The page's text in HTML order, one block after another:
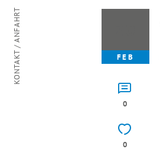
FEB
0
0
KONTAKT / ANFAHRT